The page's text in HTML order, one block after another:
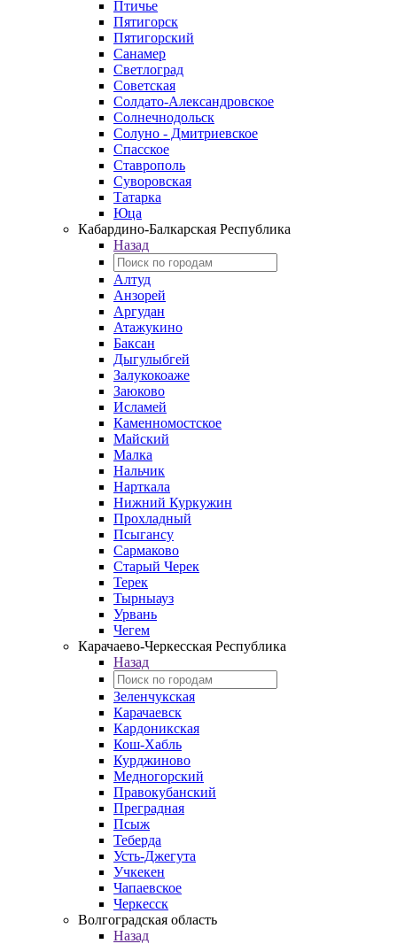
Птичье
Пятигорск
Пятигорский
Санамер
Светлоград
Советская
Солдато-Александровское
Солнечнодольск
Солуно - Дмитриевское
Спасское
Ставрополь
Суворовская
Татарка
Юца
Кабардино‑Балкарская Республика
Назад
Алтуд
Анзорей
Аргудан
Атажукино
Баксан
Дыгулыбгей
Залукокоаже
Заюково
Исламей
Каменномостское
Майский
Малка
Нальчик
Нарткала
Нижний Куркужин
Прохладный
Псыгансу
Сармаково
Старый Черек
Терек
Тырныауз
Урвань
Чегем
Карачаево-Черкесская Республика
Назад
Зеленчукская
Карачаевск
Кардоникская
Кош-Хабль
Курджиново
Медногорский
Правокубанский
Преградная
Псыж
Теберда
Усть-Джегута
Учкекен
Чапаевское
Черкесск
Волгоградская область
Назад